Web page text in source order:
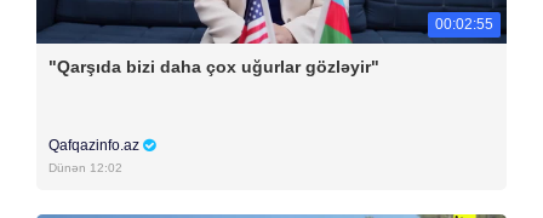
00:02:55
"Qarşıda bizi daha çox uğurlar gözləyir"
Qafqazinfo.az
Dünən 12:02